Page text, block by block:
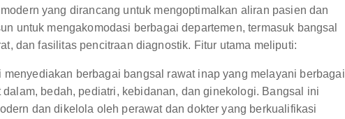
yang dirancang untuk mengoptimalkan aliran pasien dan
untuk mengakomodasi berbagai departemen, termasuk bangsal
dan fasilitas pencitraan diagnostik. Fitur utama meliputi:
menyediakan berbagai bangsal rawat inap yang melayani berbagai
bedah, pediatri, kebidanan, dan ginekologi. Bangsal ini
dan dikelola oleh perawat dan dokter yang berkualifikasi